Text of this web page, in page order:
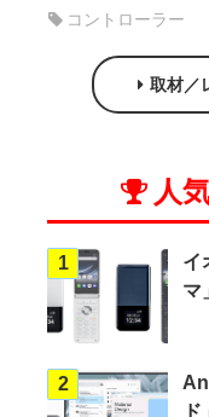
コントローラー
取材／
人
1
イ
マ
2